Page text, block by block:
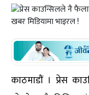
काठमाडौं । प्रेस